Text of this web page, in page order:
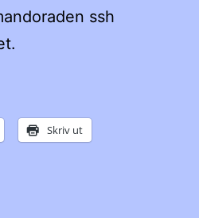
ssh
Skriv ut